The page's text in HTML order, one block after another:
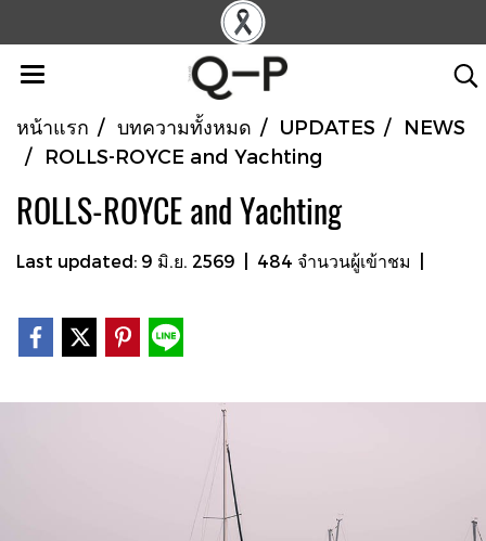
หน้าแรก บทความทั้งหมด UPDATES
NEWS
ROLLS-ROYCE and Yachting
ROLLS-ROYCE and Yachting
Last updated: 9 มิ.ย. 2569 484 จำนวนผู้เข้าชม